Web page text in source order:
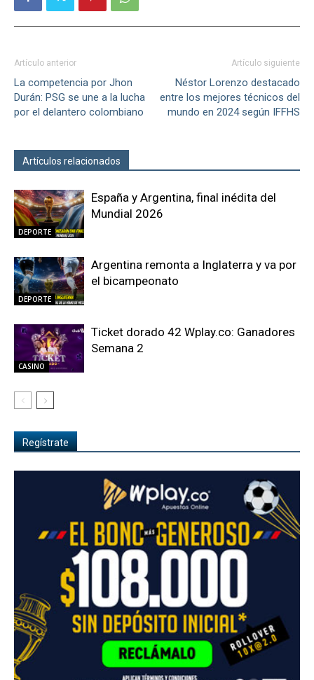
Artículo anterior
La competencia por Jhon
Durán: PSG se une a la lucha
por el delantero colombiano
Artículo siguiente
Néstor Lorenzo destacado
entre los mejores técnicos del
mundo en 2024 según IFFHS
Artículos relacionados
DEPORTE
España y Argentina, final inédita del
Mundial 2026
DEPORTE
Argentina remonta a Inglaterra y va por
el bicampeonato
CASINO
Ticket dorado 42 Wplay.co: Ganadores
Semana 2
Regístrate